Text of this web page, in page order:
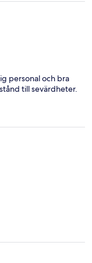
personal och bra
till sevärdheter.